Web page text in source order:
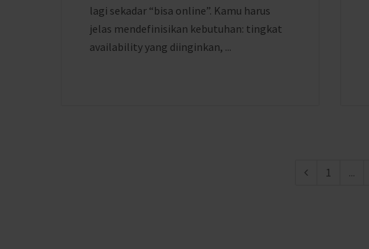
lagi sekadar “bisa online”. Kamu harus
jelas mendefinisikan kebutuhan: tingkat
availability yang diinginkan, ...
1 ...